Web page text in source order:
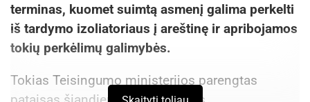
terminas, kuomet suimtą asmenį galima perkelti
iš tardymo izoliatoriaus į areštinę ir apribojamos
tokių perkėlimų galimybės.
Tokias Teisingumo ministerijos parengtas